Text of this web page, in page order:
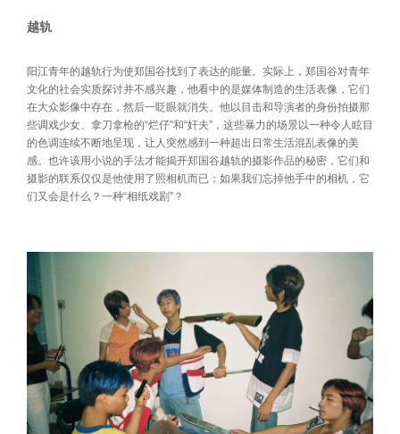
越轨
阳江青年的越轨行为使郑国谷找到了表达的能量。实际上，郑国谷对青年
文化的社会实质探讨并不感兴趣，他看中的是媒体制造的生活表像，它们
在大众影像中存在，然后一眨眼就消失。他以目击和导演者的身份拍摄那
些调戏少女、拿刀拿枪的“烂仔”和“奸夫”，这些暴力的场景以一种令人眩目
的色调连续不断地呈现，让人突然感到一种超出日常生活混乱表像的美
感。也许该用小说的手法才能揭开郑国谷越轨的摄影作品的秘密，它们和
摄影的联系仅仅是他使用了照相机而已；如果我们忘掉他手中的相机，它
们又会是什么？一种“相纸戏剧”？